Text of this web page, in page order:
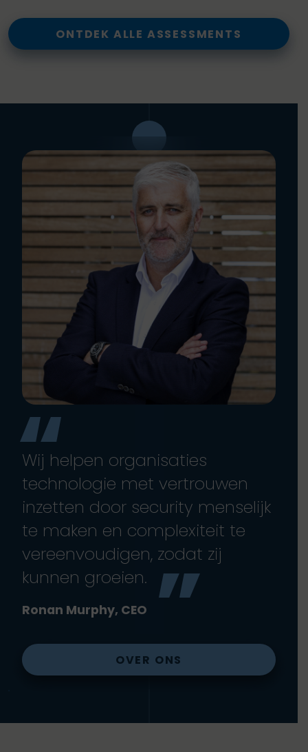
ONTDEK ALLE ASSESSMENTS
Wij helpen organisaties
technologie met vertrouwen
inzetten door security menselijk
te maken en complexiteit te
vereenvoudigen, zodat zij
kunnen groeien.
Ronan Murphy, CEO
OVER ONS